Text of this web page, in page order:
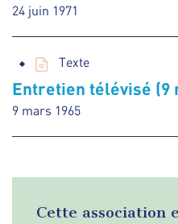
24 juin 1971
Texte
Entretien télévisé (9
9 mars 1965
Cette association